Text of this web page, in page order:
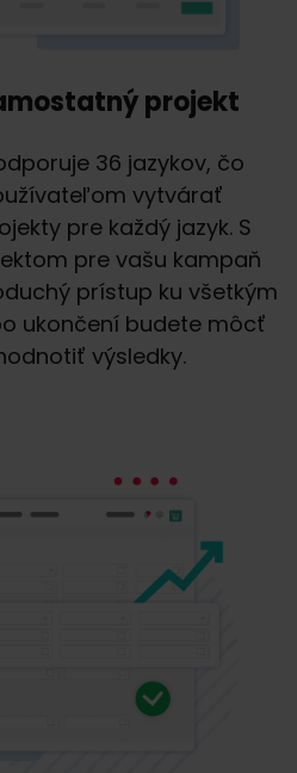
projekt
36 jazykov, čo
vytvárať
pre každý jazyk. S
pre vašu kampaň
prístup ku všetkým
ukončení budete môcť
výsledky.